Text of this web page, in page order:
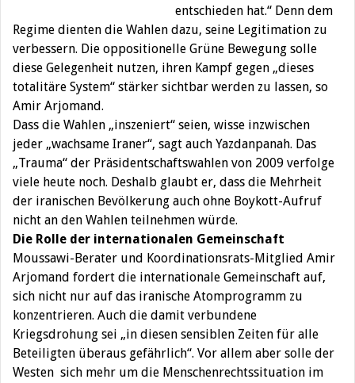
entschieden hat.“ Denn dem
Regime dienten die Wahlen dazu, seine Legitimation zu
verbessern. Die oppositionelle Grüne Bewegung solle
diese Gelegenheit nutzen, ihren Kampf gegen „dieses
totalitäre System“ stärker sichtbar werden zu lassen, so
Amir Arjomand.
Dass die Wahlen „inszeniert“ seien, wisse inzwischen
jeder „wachsame Iraner“, sagt auch Yazdanpanah. Das
„Trauma“ der Präsidentschaftswahlen von 2009 verfolge
viele heute noch. Deshalb glaubt er, dass die Mehrheit
der iranischen Bevölkerung auch ohne Boykott-Aufruf
nicht an den Wahlen teilnehmen würde.
Die Rolle der internationalen Gemeinschaft
Moussawi-Berater und Koordinationsrats-Mitglied Amir
Arjomand fordert die internationale Gemeinschaft auf,
sich nicht nur auf das iranische Atomprogramm zu
konzentrieren. Auch die damit verbundene
Kriegsdrohung sei „in diesen sensiblen Zeiten für alle
Beteiligten überaus gefährlich“. Vor allem aber solle der
Westen sich mehr um die Menschenrechtssituation im